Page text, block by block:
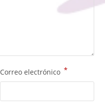
Correo electrónico *